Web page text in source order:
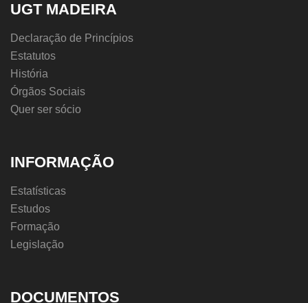
UGT MADEIRA
Declaração de Princípios
Estatutos
História
Órgãos Sociais
Quer ser sócio
INFORMAÇÃO
Estatísticas
Estudos
Formação
Legislação
DOCUMENTOS